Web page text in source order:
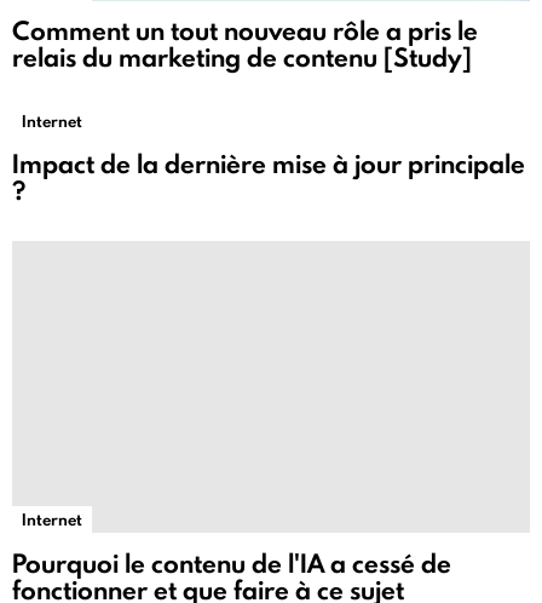
Comment un tout nouveau rôle a pris le
relais du marketing de contenu [Study]
Internet
Impact de la dernière mise à jour principale
?
Internet
Pourquoi le contenu de l'IA a cessé de
fonctionner et que faire à ce sujet